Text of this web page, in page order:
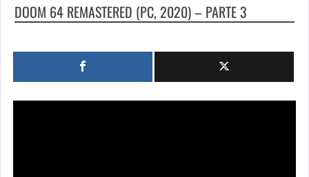
DOOM 64 REMASTERED (PC, 2020) – PARTE 3